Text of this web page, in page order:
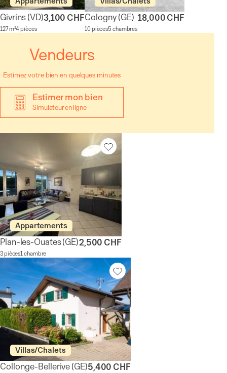
Givrins(VD)
127 m²4 pièces
3,100 CHFCologny(GE)
10 pièces5 chambres
18,000 CHF
Vendeurs
Estimez votre bien en quelques minutes
Estimer mon bien
Simulateur en ligne
Appartements
Plan-les-Ouates(GE)
3 pièces1 chambre
2,500 CHF
Villas/Chalets
Collonge-Bellerive(GE)5,400 CHF